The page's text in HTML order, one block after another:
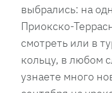
выбрались: на
Приокско-
смотреть или в
кольцу, в любом
узнаете много